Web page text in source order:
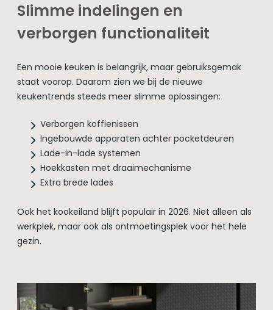
Slimme indelingen en
verborgen functionaliteit
Een mooie keuken is belangrijk, maar gebruiksgemak
staat voorop. Daarom zien we bij de nieuwe
keukentrends steeds meer slimme oplossingen:
Verborgen koffienissen
Ingebouwde apparaten achter pocketdeuren
Lade-in-lade systemen
Hoekkasten met draaimechanisme
Extra brede lades
Ook het kookeiland blijft populair in 2026. Niet alleen als
werkplek, maar ook als ontmoetingsplek voor het hele
gezin.